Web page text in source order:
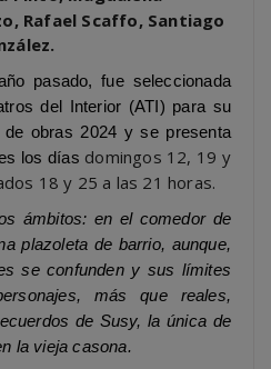
Rafael Scaffo, Santiago
pasado, fue seleccionada
del Interior (ATI) para su
de obras 2024 y se presenta
los días domingos 12, 19 y
18 y 25 a las 21 horas.
ámbitos: en el comedor de
plazoleta de barrio, aunque,
se confunden y sus límites
más que reales,
de Susy, la única de
la vieja casona.